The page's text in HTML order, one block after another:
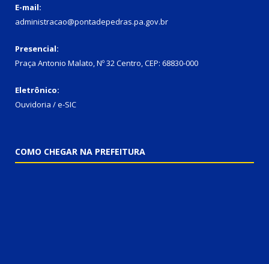
E-mail:
administracao@pontadepedras.pa.gov.br
Presencial:
Praça Antonio Malato, Nº 32 Centro, CEP: 68830-000
Eletrônico:
Ouvidoria / e-SIC
COMO CHEGAR NA PREFEITURA